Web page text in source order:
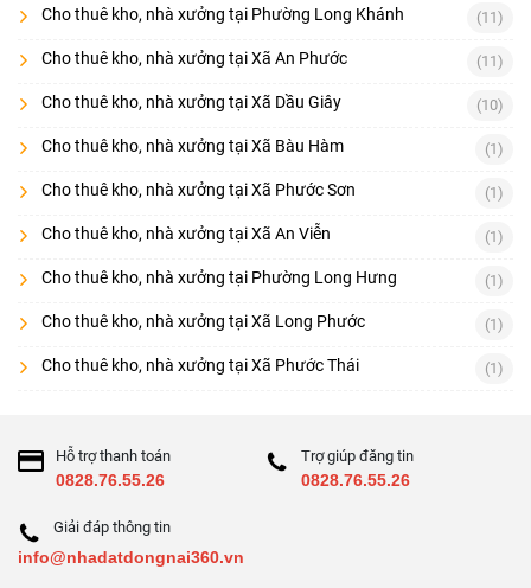
Cho thuê kho, nhà xưởng tại Phường Long Khánh (11)
Cho thuê kho, nhà xưởng tại Xã An Phước (11)
Cho thuê kho, nhà xưởng tại Xã Dầu Giây (10)
Cho thuê kho, nhà xưởng tại Xã Bàu Hàm (1)
Cho thuê kho, nhà xưởng tại Xã Phước Sơn (1)
Cho thuê kho, nhà xưởng tại Xã An Viễn (1)
Cho thuê kho, nhà xưởng tại Phường Long Hưng (1)
Cho thuê kho, nhà xưởng tại Xã Long Phước (1)
Cho thuê kho, nhà xưởng tại Xã Phước Thái (1)
Hỗ trợ thanh toán
0828.76.55.26
Trợ giúp đăng tin
0828.76.55.26
Giải đáp thông tin
info@nhadatdongnai360.vn